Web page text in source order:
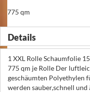
775 qm
Details
1 XXL Rolle Schaumfolie
775 qm je Rolle Der
geschäumten Polyethylen
werden sauber,schnell